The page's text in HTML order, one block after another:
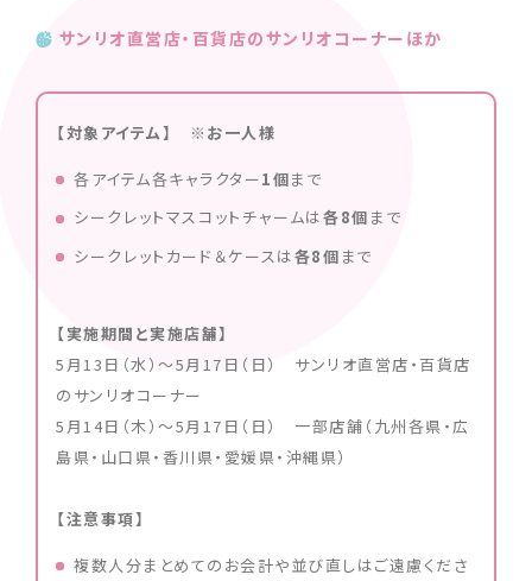
サンリオ直営店・百貨店のサンリオコーナーほか
【対象アイテム】 ※お一人様
各アイテム各キャラクター1個まで
シークレットマスコットチャームは各8個 まで
シークレットカード＆ケースは各8個 まで
【実施期間と実施店舗】
5月13日（水）〜5月17日（日） サンリオ直営店・百貨店
のサンリオコーナー
5月14日（木）〜5月17日（日） 一部店舗（九州各県・広
島県・山口県・香川県・愛媛県・沖縄県）
【注意事項】
複数人分まとめてのお会計や並び直しはご遠慮くださ